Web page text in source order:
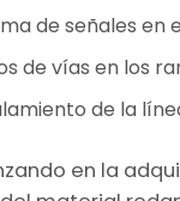
de señales en
de vías en los
de la
en la